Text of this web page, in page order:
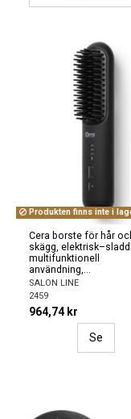
Produkten finns inte i
Cera borste för hår
skägg,
multifunktionell
användning,...
SALON LINE
2459
964,74 kr
Se